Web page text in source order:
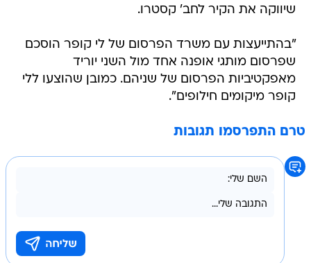
שיווקה את הקיר לחב' קסטרו.
"בהתייעצות עם משרד הפרסום של לי קופר הוסכם
שפרסום מותגי אופנה אחד מול השני יוריד
מאפקטיביות הפרסום של שניהם. כמובן שהוצעו ללי
קופר מיקומים חילופים".
טרם התפרסמו תגובות